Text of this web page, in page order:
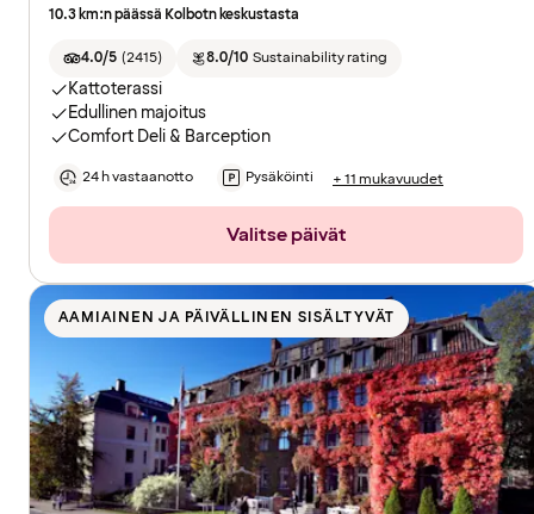
10.3 km:n päässä Kolbotn keskustasta
4.0/5 (2415) 8.0/10 Sustainability rating
Kattoterassi
Edullinen majoitus
Comfort Deli & Barception
24 h vastaanotto Pysäköinti + 11 mukavuudet
Valitse päivät
AAMIAINEN JA PÄIVÄLLINEN SISÄLTYVÄT